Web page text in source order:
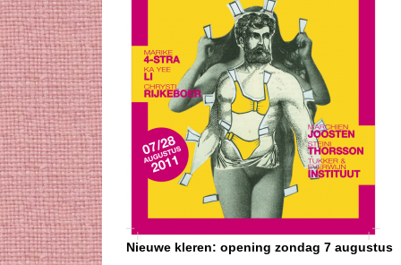
Nieuwe kleren: opening zondag 7 augustus